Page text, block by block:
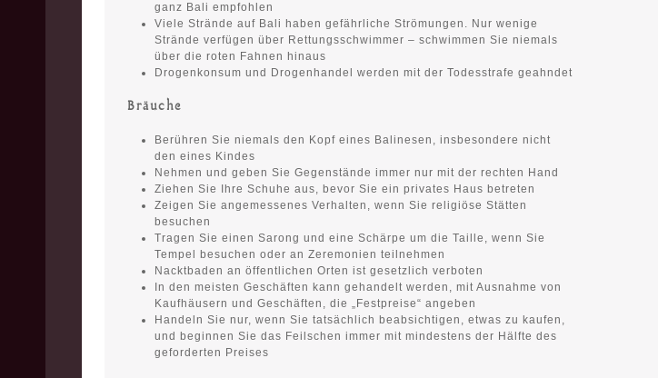
ganz Bali empfohlen
Viele Strände auf Bali haben gefährliche Strömungen. Nur wenige
Strände verfügen über Rettungsschwimmer – schwimmen Sie niemals
über die roten Fahnen hinaus
Drogenkonsum und Drogenhandel werden mit der Todesstrafe geahndet
Bräuche
Berühren Sie niemals den Kopf eines Balinesen, insbesondere nicht
den eines Kindes
Nehmen und geben Sie Gegenstände immer nur mit der rechten Hand
Ziehen Sie Ihre Schuhe aus, bevor Sie ein privates Haus betreten
Zeigen Sie angemessenes Verhalten, wenn Sie religiöse Stätten
besuchen
Tragen Sie einen Sarong und eine Schärpe um die Taille, wenn Sie
Tempel besuchen oder an Zeremonien teilnehmen
Nacktbaden an öffentlichen Orten ist gesetzlich verboten
In den meisten Geschäften kann gehandelt werden, mit Ausnahme von
Kaufhäusern und Geschäften, die „Festpreise“ angeben
Handeln Sie nur, wenn Sie tatsächlich beabsichtigen, etwas zu kaufen,
und beginnen Sie das Feilschen immer mit mindestens der Hälfte des
geforderten Preises